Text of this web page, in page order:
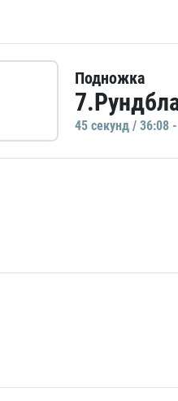
Подножка
45 секунд / 36:08